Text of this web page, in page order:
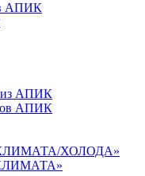
в АПИК
из АПИК
АПИК
КЛИМАТА/ХОЛОДА»